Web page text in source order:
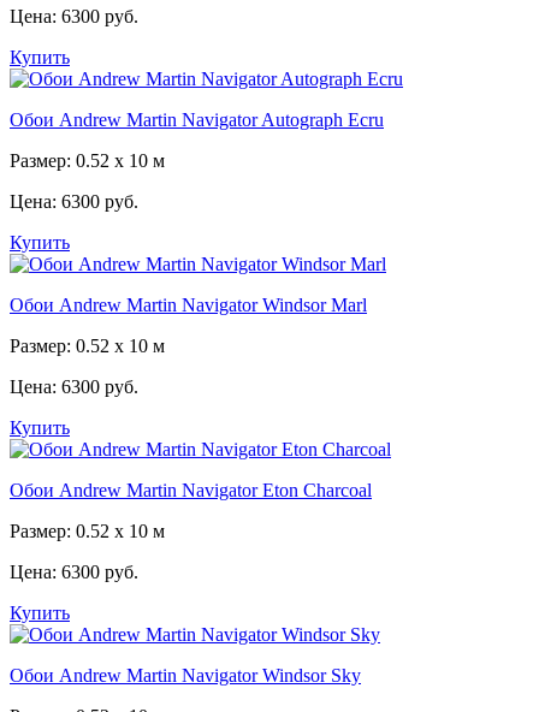
Цена: 6300 руб.
Купить
Обои Andrew Martin Navigator Autograph Ecru
Размер: 0.52 x 10 м
Цена: 6300 руб.
Купить
Обои Andrew Martin Navigator Windsor Marl
Размер: 0.52 x 10 м
Цена: 6300 руб.
Купить
Обои Andrew Martin Navigator Eton Charcoal
Размер: 0.52 x 10 м
Цена: 6300 руб.
Купить
Обои Andrew Martin Navigator Windsor Sky